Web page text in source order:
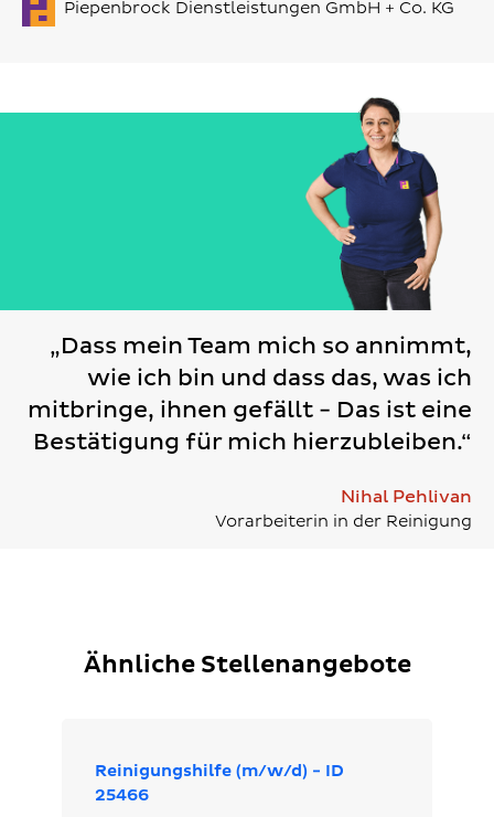
Piepenbrock Dienstleistungen GmbH + Co. KG
„Dass mein Team mich so annimmt,
wie ich bin und dass das, was ich
mitbringe, ihnen gefällt - Das ist eine
Bestätigung für mich hierzubleiben.“
Nihal Pehlivan
Vorarbeiterin in der Reinigung
Ähnliche Stellenangebote
Reinigungshilfe (m/w/d) - ID
25466